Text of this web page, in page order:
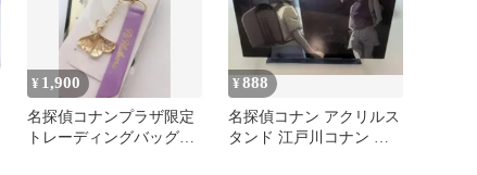
¥ 1,900
名探偵コナンプラザ限定
トレーディングバッグチ
¥888
名探偵コナン アクリルス
タンド 江戸川コナン 灰